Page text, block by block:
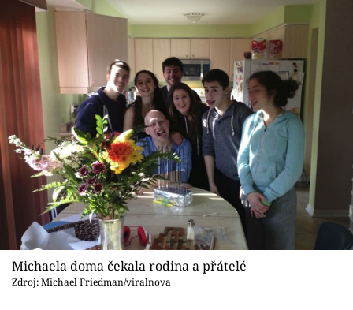
Michaela doma čekala rodina a přátelé
Zdroj: Michael Friedman/viralnova